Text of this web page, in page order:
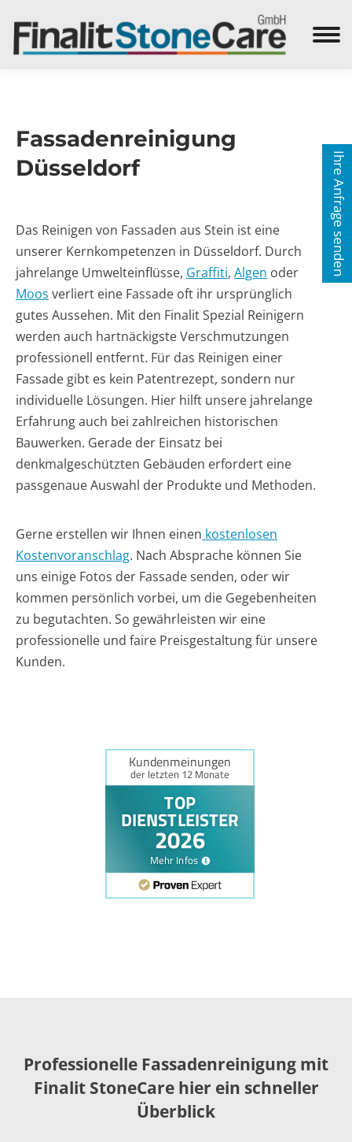
Search:
Fassadenreinigung
Düsseldorf
Das Reinigen von Fassaden aus Stein ist eine
unserer Kernkompetenzen in Düsseldorf. Durch
jahrelange Umwelteinflüsse, Graffiti, Algen oder
Moos verliert eine Fassade oft ihr ursprünglich
gutes Aussehen. Mit den Finalit Spezial Reinigern
werden auch hartnäckigste Verschmutzungen
professionell entfernt. Für das Reinigen einer
Fassade gibt es kein Patentrezept, sondern nur
individuelle Lösungen. Hier hilft unsere jahrelange
Erfahrung auch bei zahlreichen historischen
Bauwerken. Gerade der Einsatz bei
denkmalgeschützten Gebäuden erfordert eine
passgenaue Auswahl der Produkte und Methoden.
Gerne erstellen wir Ihnen einen kostenlosen
Kostenvoranschlag. Nach Absprache können Sie
uns einige Fotos der Fassade senden, oder wir
kommen persönlich vorbei, um die Gegebenheiten
zu begutachten. So gewährleisten wir eine
professionelle und faire Preisgestaltung für unsere
Kunden.
Professionelle Fassadenreinigung mit
Finalit StoneCare hier ein schneller
Überblick
Ihre Anfrage senden